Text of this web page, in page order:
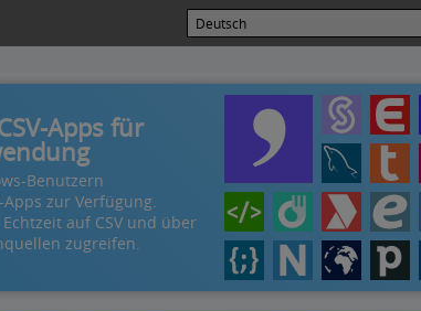
Apps für
Benutzern
Apps zur Verfügung.
auf CSV und über
zugreifen.